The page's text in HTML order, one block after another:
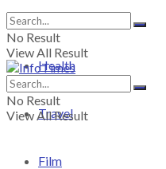
Lifestyle
Health
Travel
Film
No Result
View All Result
No Result
View All Result